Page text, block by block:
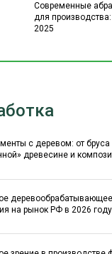
Современные
для
2025
с деревом: от
древесине и
на рынок РФ в 2026 году